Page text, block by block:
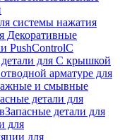
системы нажатия
Декоративные
PushControlС
для С крышкой
арматуре для
и смывные
детали для
Запасные детали для
для
для